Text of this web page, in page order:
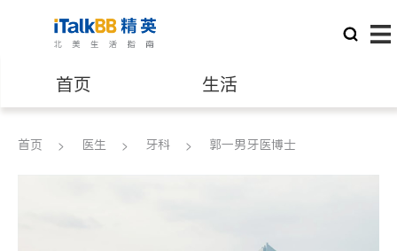
首页 生活
医生 律师
首页 医生 牙科 郭一男牙医博士